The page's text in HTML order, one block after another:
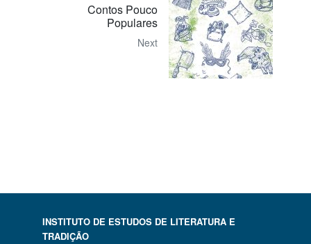
Contos Pouco
Populares
Next
INSTITUTO DE ESTUDOS DE LITERATURA E
TRADIÇÃO